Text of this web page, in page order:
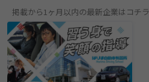
掲載から1ヶ月以内の最新企業はコチラ